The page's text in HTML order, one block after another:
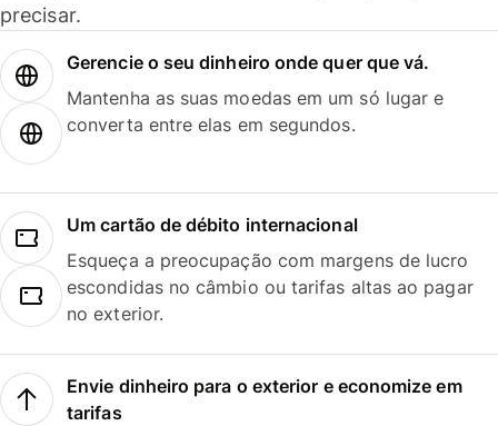
precisar.
Gerencie o seu dinheiro onde quer que vá.
Mantenha as suas moedas em um só lugar e
converta entre elas em segundos.
Um cartão de débito internacional
Esqueça a preocupação com margens de lucro
escondidas no câmbio ou tarifas altas ao pagar
no exterior.
Envie dinheiro para o exterior e economize em
tarifas